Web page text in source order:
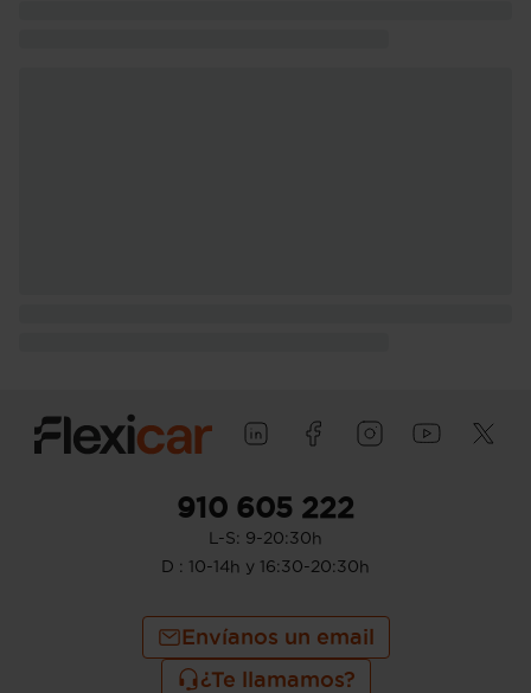
910 605 222
L-S: 9-20:30h
D : 10-14h y 16:30-20:30h
Envíanos un email
¿Te llamamos?